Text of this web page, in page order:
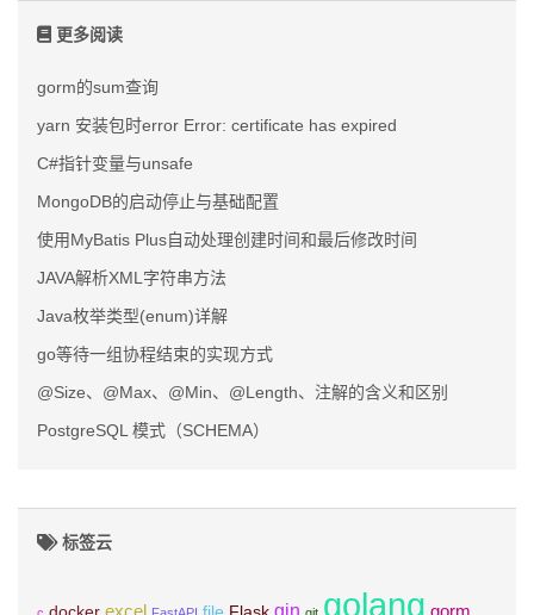
更多阅读
gorm的sum查询
yarn 安装包时error Error: certificate has expired
C#指针变量与unsafe
MongoDB的启动停止与基础配置
使用MyBatis Plus自动处理创建时间和最后修改时间
JAVA解析XML字符串方法
Java枚举类型(enum)详解
go等待一组协程结束的实现方式
@Size、@Max、@Min、@Length、注解的含义和区别
PostgreSQL 模式（SCHEMA）
标签云
gin golang